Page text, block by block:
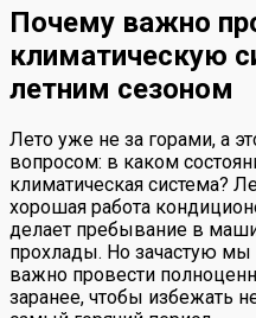
Почему важно
климатическую
летним сезоном
Лето уже не за горами, а
вопросом: в каком
климатическая система?
хорошая работа
делает пребывание в
прохлады. Но зачастую
важно провести
заранее, чтобы избежать